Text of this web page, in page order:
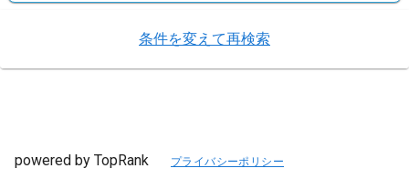
条件を変えて再検索
powered by TopRank プライバシーポリシー